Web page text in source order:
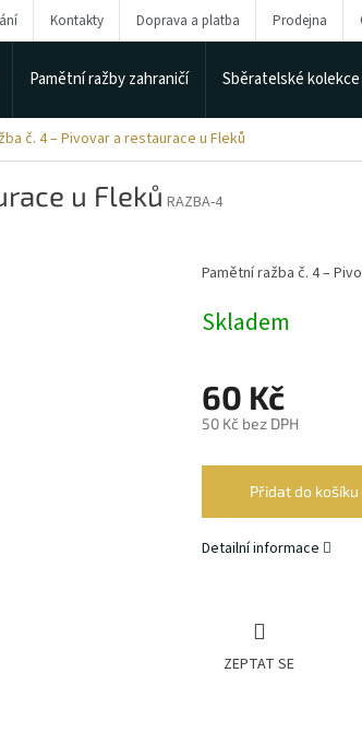
Kontakty Doprava a platba Prodejna
Pamětní ražby zahraničí Sběratelské kolekce
č. 4 – Pivovar a restaurace u Fleků
u Fleků RAZBA-4
60 Kč
50 Kč bez DPH
Skladem
Přidat do košíku
Pamětní ražba č. 4 –
Detailní informace
ZEPTAT SE